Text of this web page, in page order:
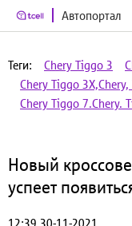
Автопортал
Теги: Chery Tiggo 3
Chery Tiggo
Chery Tiggo 7.Chery.
Новый
успеет